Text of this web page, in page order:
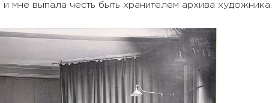
мне выпала честь быть хранителем архива художника.